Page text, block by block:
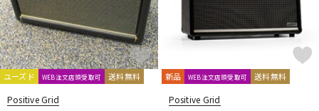
管楽器
エフェクター
ユーズド WEB注文店頭受取可 送料無料
Positive Grid
新品 WEB注文店頭受取可 送料無料
Positive Grid